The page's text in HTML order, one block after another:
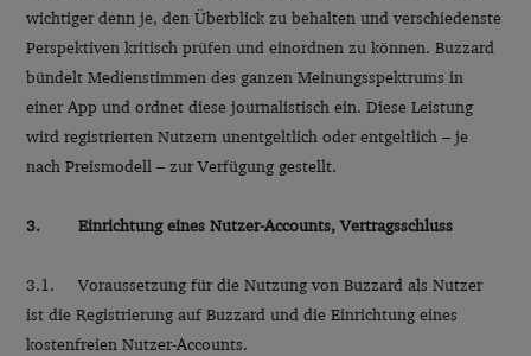
wichtiger denn je, den Überblick zu behalten und verschiedenste
Perspektiven kritisch prüfen und einordnen zu können. Buzzard
bündelt Medienstimmen des ganzen Meinungsspektrums in
einer App und ordnet diese journalistisch ein. Diese Leistung
wird registrierten Nutzern unentgeltlich oder entgeltlich – je
nach Preismodell – zur Verfügung gestellt.
3. Einrichtung eines Nutzer-Accounts, Vertragsschluss
3.1. Voraussetzung für die Nutzung von Buzzard als Nutzer
ist die Registrierung auf Buzzard und die Einrichtung eines
kostenfreien Nutzer-Accounts.